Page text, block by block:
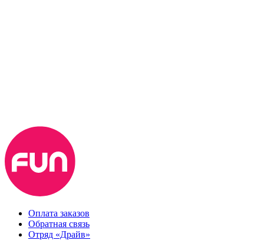
Оплата заказов
Обратная связь
Отряд «Драйв»